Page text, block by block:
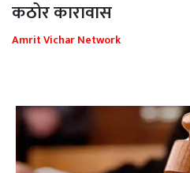
कठोर कारावास
Amrit Vichar Network